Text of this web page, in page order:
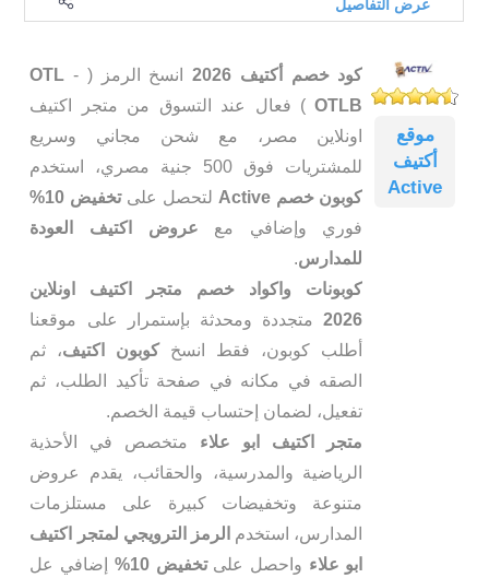
عرض التفاصيل
موقع
أكتيف
Active
كود خصم أكتيف 2026 انسخ الرمز ( OTL -
OTLB) فعال عند التسوق من متجر اكتيف
اونلاين مصر، مع شحن مجاني وسريع
للمشتريات فوق 500 جنية مصري، استخدم
كوبون خصم Active
لتحصل علىتخفيض 10%
فوري وإضافي مع عروض اكتيف العودة
للمدارس.
كوبونات واكواد خصم متجر اكتيف اونلاين
2026
متجددة ومحدثة بإستمرار على موقعنا
أطلب كوبون، فقط انسخ كوبون اكتيف، ثم
الصقه في مكانه في صفحة تأكيد الطلب، ثم
تفعيل، لضمان إحتساب قيمة الخصم.
متجر اكتيف ابو علاء متخصص في الأحذية
الرياضية والمدرسية، والحقائب، يقدم عروض
متنوعة وتخفيضات كبيرة على مستلزمات
المدارس، استخدم الرمز الترويجي لمتجر اكتيف
ابو علاء واحصل علىتخفيض 10%
إضافي عل